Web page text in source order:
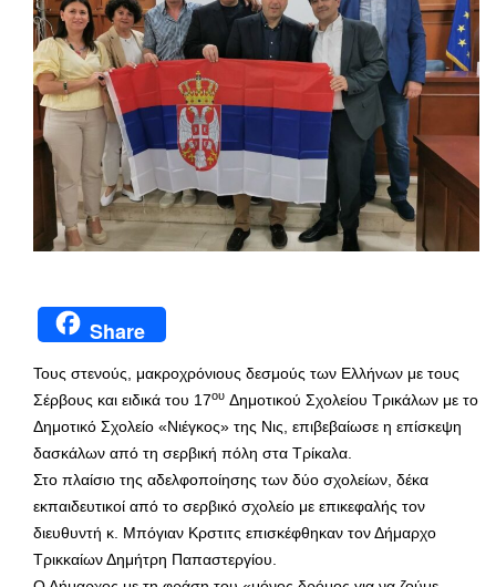
Share
Τους στενούς, μακροχρόνιους δεσμούς των Ελλήνων με τους
Σέρβους και ειδικά του 17ου Δημοτικού Σχολείου Τρικάλων με το
Δημοτικό Σχολείο «Νιέγκος» της Νις, επιβεβαίωσε η επίσκεψη
δασκάλων από τη σερβική πόλη στα Τρίκαλα.
Στο πλαίσιο της αδελφοποίησης των δύο σχολείων, δέκα
εκπαιδευτικοί από το σερβικό σχολείο με επικεφαλής τον
διευθυντή κ. Μπόγιαν Κρστιτς επισκέφθηκαν τον Δήμαρχο
Τρικκαίων Δημήτρη Παπαστεργίου.